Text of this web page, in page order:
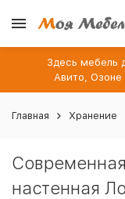
Здесь мебель
Авито, Озоне
Главная Хранение
настенная